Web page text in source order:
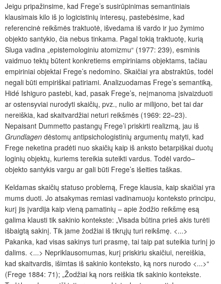
Jeigu pripažinsime, kad Frege’s susirūpinimas semantiniais
klausimais kilo iš jo logicistinių interesų, pastebėsime, kad
referencinė reikšmės traktuotė, išvedama iš vardo ir juo žymimo
objekto santykio, čia nebus tinkama. Pagal tokią traktuotę, kurią
Sluga vadina „epistemologiniu atomizmu“ (1977: 239), esminis
vaidmuo tektų būtent konkretiems empiriniams objektams, tačiau
empiriniai objektai Frege’s nedomino. Skaičiai yra abstraktūs, todėl
negali būti empiriškai patiriami. Analizuodamas Frege’s semantiką,
Hidé Ishiguro pastebi, kad, pasak Frege’s, neįmanoma įsivaizduoti
ar ostensyviai nurodyti skaičių, pvz., nulio ar milijono, bet tai dar
nereiškia, kad skaitvardžiai neturi reikšmės (1969: 22–23).
Nepaisant Dummetto pastangų Frege’i priskirti realizmą, jau iš
Grundlagen dėstomų antipsichologistinių argumentų matyti, kad
Frege neketina pradėti nuo skaičių kaip iš anksto betarpiškai duotų
loginių objektų, kuriems tereikia suteikti vardus. Todėl vardo–
objekto santykis vargu ar gali būti Frege’s išeities taškas.
Keldamas skaičių statuso problemą, Frege klausia, kaip skaičiai yra
mums duoti. Jo atsakymas remiasi vadinamuoju konteksto principu,
kurį jis įvardija kaip vieną pamatinių – apie žodžio reikšmę esą
galima klausti tik sakinio kontekste: „Visada būtina prieš akis turėti
išbaigtą sakinį. Tik jame žodžiai iš tikrųjų turi reikšmę. <...>
Pakanka, kad visas sakinys turi prasmę, tai taip pat suteikia turinį jo
dalims. <...> Nepriklausomumas, kurį priskiriu skaičiui, nereiškia,
kad skaitvardis, išimtas iš sakinio konteksto, ką nors nurodo <...>“
(Frege 1884: 71); „Žodžiai ką nors reiškia tik sakinio kontekste.